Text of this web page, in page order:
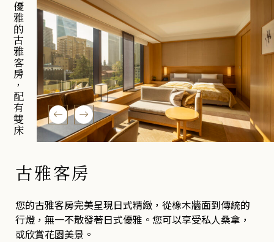
古雅客房
您的古雅客房完美呈現日式精緻，從橡木牆面到傳統的
行燈，無一不散發著日式優雅。您可以享受私人桑拿，
或欣賞花園美景。
優雅的古雅客房，配有雙床